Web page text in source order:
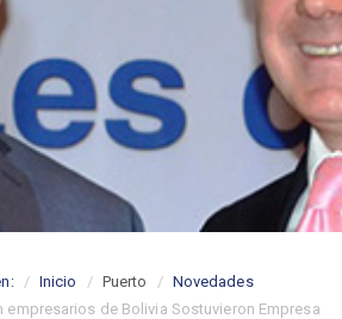
Inicio Puerto
Novedades
empresarios de Bolivia Sostuvieron Empresa